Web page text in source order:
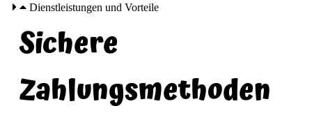
Dienstleistungen und Vorteile
Sichere
Zahlungsmethoden